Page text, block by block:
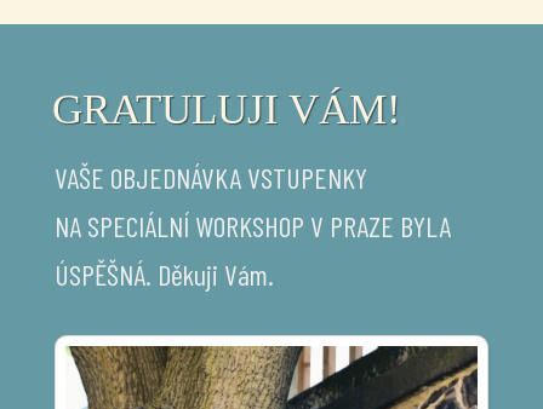
GRATULUJI VÁM!
VAŠE OBJEDNÁVKA VSTUPENKY
NA SPECIÁLNÍ WORKSHOP V PRAZE BYLA
ÚSPĚŠNÁ. Děkuji Vám.